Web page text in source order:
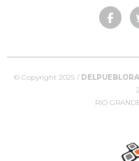
© Copyright 2025 /
RIO